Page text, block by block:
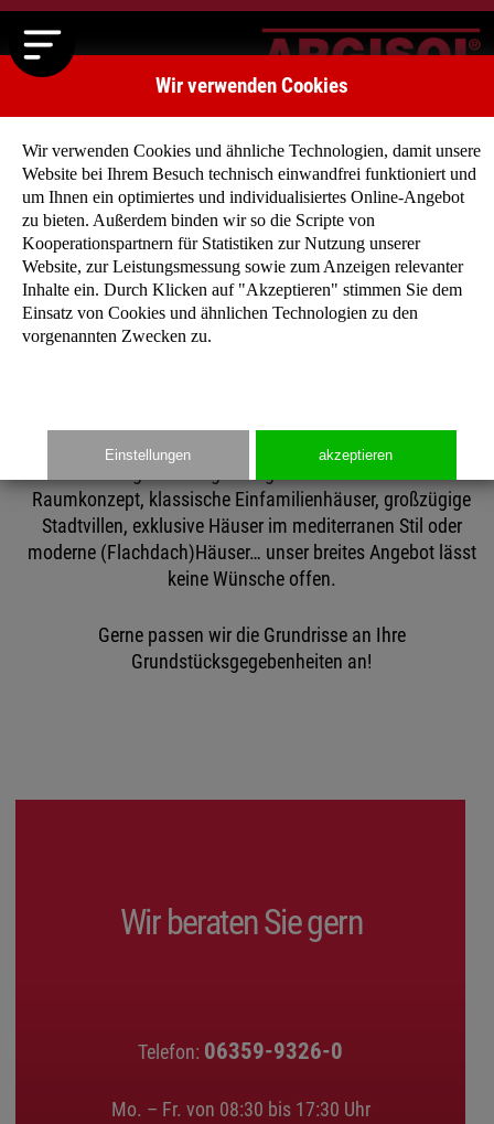
Haben Sie noch keine konkrete Vorstellung, wie Ihr
zukünftiges Niedrigenergiehaus aussehen soll?
Dann lassen Sie sich von unseren Typenhäuser
Raumkonzept, klassische Einfamilienhäuser, großzügige
Stadtvillen, exklusive Häuser im mediterranen Stil oder
moderne (Flachdach)Häuser… unser breites Angebot lässt
keine Wünsche offen.
Gerne passen wir die Grundrisse an Ihre
Grundstücksgegebenheiten an!
Wir beraten Sie gern
Telefon: 06359-9326-0
Mo. – Fr. von 08:30 bis 17:30 Uhr
Wir verwenden Cookies
Wir verwenden Cookies und ähnliche Technologien, damit unsere
Website bei Ihrem Besuch technisch einwandfrei funktioniert und
um Ihnen ein optimiertes und individualisiertes Online-Angebot
zu bieten. Außerdem binden wir so die Scripte von
Kooperationspartnern für Statistiken zur Nutzung unserer
Website, zur Leistungsmessung sowie zum Anzeigen relevanter
Inhalte ein. Durch Klicken auf "Akzeptieren" stimmen Sie dem
Einsatz von Cookies und ähnlichen Technologien zu den
vorgenannten Zwecken zu.
Einstellungen akzeptieren